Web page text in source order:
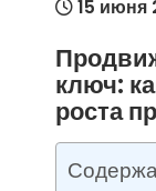
15 июня
ключ:
роста